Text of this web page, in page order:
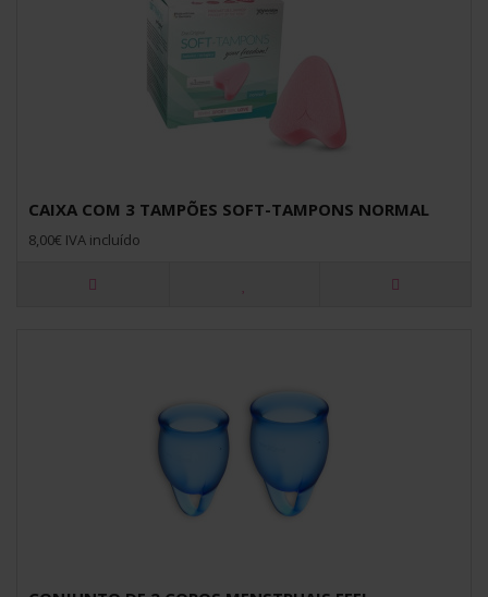
CAIXA COM 3 TAMPÕES SOFT-TAMPONS NORMAL
8,00€ IVA incluído